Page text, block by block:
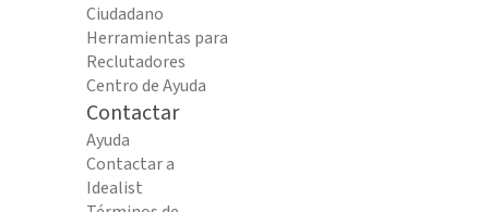
Ciudadano
Herramientas para
Reclutadores
Centro de Ayuda
Contactar
Ayuda
Contactar a
Idealist